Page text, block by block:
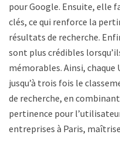
pour Google. Ensuite, elle
clés, ce qui renforce la
résultats de recherche.
sont plus crédibles
mémorables. Ainsi, chaque
jusqu’à trois fois le
de recherche, en
pertinence pour
entreprises à Paris,